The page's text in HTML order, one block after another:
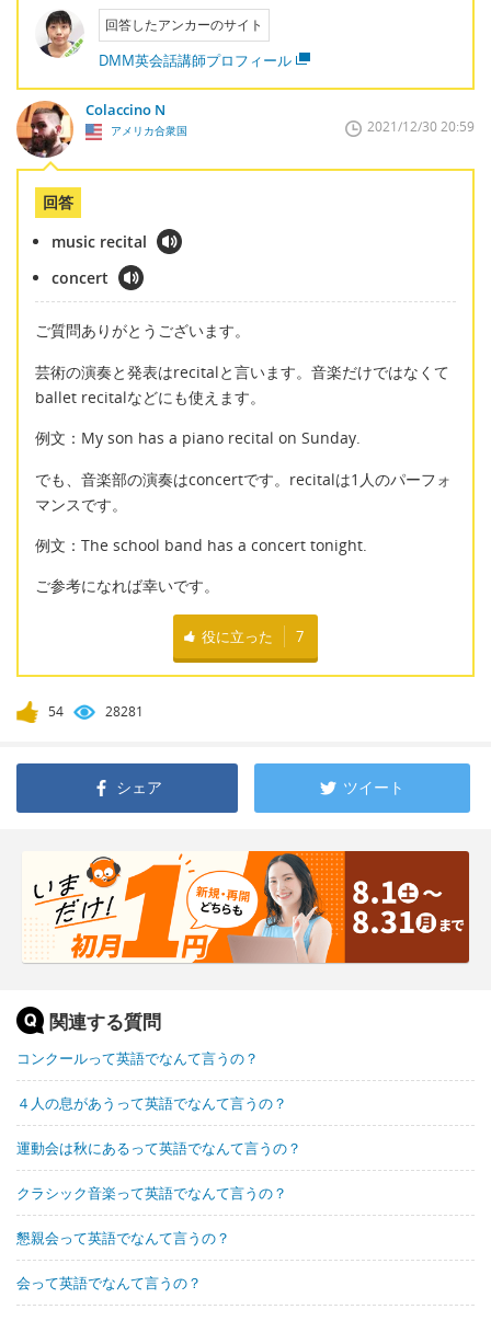
回答したアンカーのサイト
DMM英会話講師プロフィール
Colaccino N
アメリカ合衆国 2021/12/30 20:59
回答
music recital
concert
ご質問ありがとうございます。
芸術の演奏と発表はrecitalと言います。音楽だけではなくて
ballet recitalなどにも使えます。
例文：My son has a piano recital on Sunday.
でも、音楽部の演奏はconcertです。recitalは1人のパーフォ
マンスです。
例文：The school band has a concert tonight.
ご参考になれば幸いです。
役に立った 7
54 28281
シェア ツイート
関連する質問
コンクールって英語でなんて言うの？
４人の息があうって英語でなんて言うの？
運動会は秋にあるって英語でなんて言うの？
クラシック音楽って英語でなんて言うの？
懇親会って英語でなんて言うの？
会って英語でなんて言うの？